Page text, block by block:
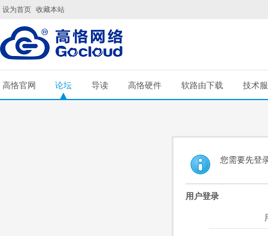
设为首页 收藏本站
高恪官网 论坛 导读 高恪硬件 软路由下载 技术
您需要先登
用户登录